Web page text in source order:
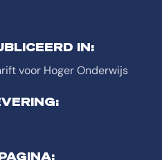
IN:
voor Hoger Onderwijs